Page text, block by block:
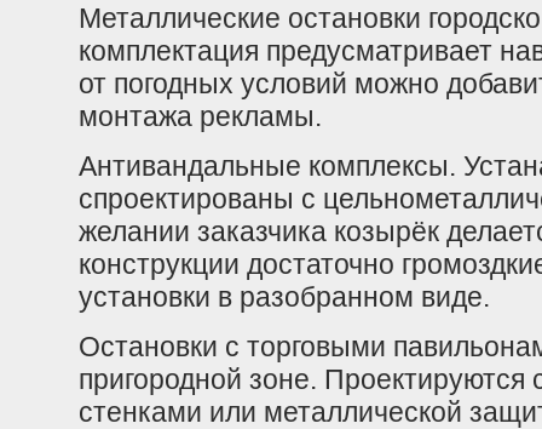
Металлические остановки
комплектация предусматривает
от погодных условий можно
монтажа рекламы.
Антивандальные комплексы.
спроектированы с
желании заказчика козырёк
конструкции достаточно
установки в разобранном виде.
Остановки с торговыми
пригородной зоне.
стенками или металлической